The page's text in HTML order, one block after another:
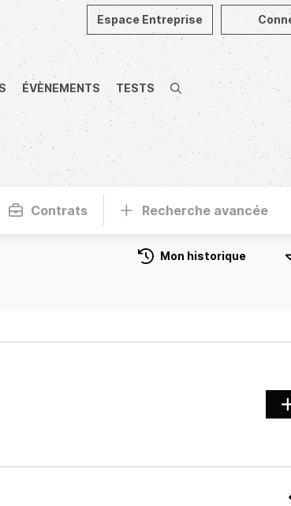
ÉVÈNEMENTS TESTS Recherche
Espace Entreprise
Contrats Recherche avancée
Mon historique